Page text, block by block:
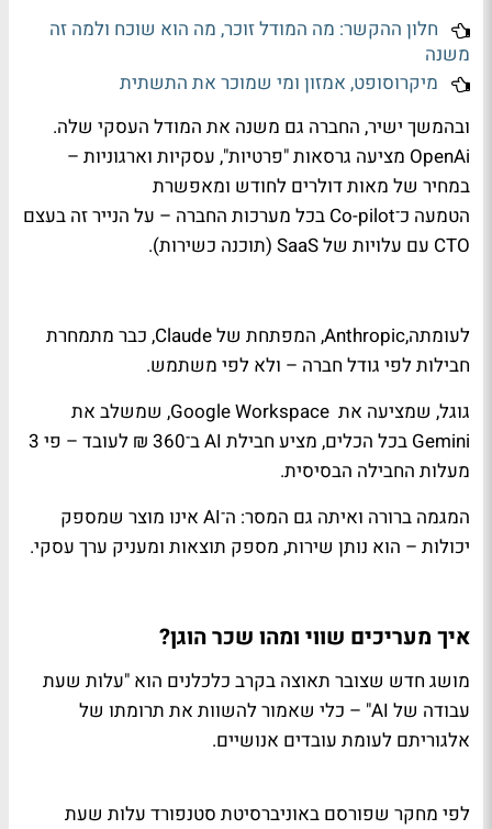
חלון ההקשר: מה המודל זוכר, מה הוא שוכח ולמה זה
משנה
מיקרוסופט, אמזון ומי שמוכר את התשתית
ובהמשך ישיר, החברה גם משנה את המודל העסקי שלה.
OpenAi מציעה גרסאות "פרטיות", עסקיות וארגוניות –
במחיר של מאות דולרים לחודש ומאפשרת
הטמעה כ־Co-pilot בכל מערכות החברה – על הנייר זה בעצם
CTO עם עלויות של
SaaS (תוכנה כשירות).
לעומתה,Anthropic, המפתחת של Claude, כבר מתמחרת
חבילות לפי גודל חברה – ולא לפי משתמש.
גוגל, שמציעה את
Google Workspace, שמשלב את
Gemini בכל הכלים, מציע חבילת AI ב־360 ₪ לעובד – פי 3
מעלות החבילה הבסיסית.
המגמה ברורה ואיתה גם המסר: ה־AI אינו מוצר שמספק
יכולות – הוא נותן שירות, מספק תוצאות ומעניק ערך עסקי.
איך מעריכים שווי ומהו שכר הוגן?
מושג חדש שצובר תאוצה בקרב כלכלנים הוא "עלות שעת
עבודה של AI" – כלי שאמור להשוות את תרומתו של
אלגוריתם לעומת עובדים אנושיים.
לפי מחקר שפורסם באוניברסיטת סטנפורד עלות שעת